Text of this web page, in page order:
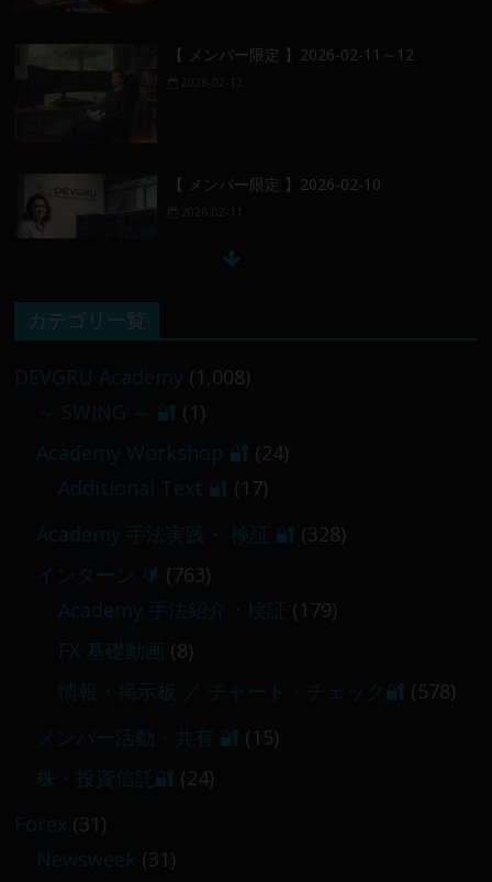
【 メンバー限定 】2026-02-11～12
【 メンバー限定 】2026-02-10
／
【 メンバー限定 】2026-03-05～06
カテゴリ一覧
DEVGRU Academy (1,008)
～ SWING ～ 🔐 (1)
Academy Workshop 🔐 (24)
Additional Text 🔐 (17)
Academy 手法実践・ 検証 🔐 (328)
インターン 🔰 (763)
Academy 手法紹介・検証 (179)
FX 基礎動画 (8)
情報・掲示板 ／ チャート・チェック🔐 (578)
メンバー活動・共有 🔐 (15)
株・投資信託🔐 (24)
Forex (31)
Newsweek (31)